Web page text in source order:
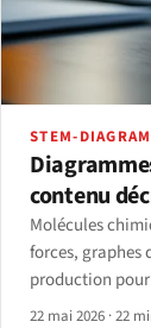
STEM-
contenu
Molécules
forces, graphes
production
d'écran, le
22 mai 2026 ·22